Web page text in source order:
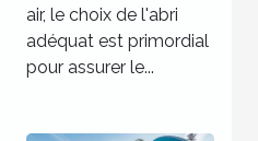
air, le choix de l'abri
adéquat est primordial
pour assurer le...